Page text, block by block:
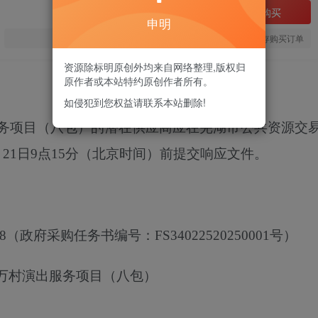
立即购买
您当前未登录！建议登陆后购买，可保存购买订单
项目（八包）的潜在供应商应在芜湖市公共资源交
21 日9点15分 （北京时间）前提交响应文件。
（政府采购任务书编号： FS34022520250001号）
演出服务项目（八包）
申明
资源除标明原创外均来自网络整理,版权归
原作者或本站特约原创作者所有。
如侵犯到您权益请联系本站删除!